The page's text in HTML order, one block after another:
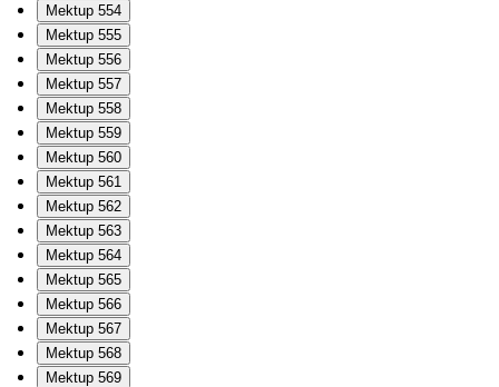
Mektup 554
Mektup 555
Mektup 556
Mektup 557
Mektup 558
Mektup 559
Mektup 560
Mektup 561
Mektup 562
Mektup 563
Mektup 564
Mektup 565
Mektup 566
Mektup 567
Mektup 568
Mektup 569